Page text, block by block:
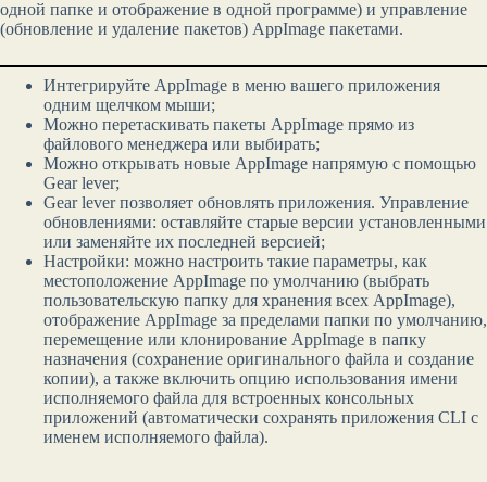
одной папке и отображение в одной программе) и управление
(обновление и удаление пакетов) AppImage пакетами.
Интегрируйте AppImage в меню вашего приложения
одним щелчком мыши;
Можно перетаскивать пакеты AppImage прямо из
файлового менеджера или выбирать;
Можно открывать новые AppImage напрямую с помощью
Gear lever;
Gear lever позволяет обновлять приложения. Управление
обновлениями: оставляйте старые версии установленными
или заменяйте их последней версией;
Настройки: можно настроить такие параметры, как
местоположение AppImage по умолчанию (выбрать
пользовательскую папку для хранения всех AppImage),
отображение AppImage за пределами папки по умолчанию,
перемещение или клонирование AppImage в папку
назначения (сохранение оригинального файла и создание
копии), а также включить опцию использования имени
исполняемого файла для встроенных консольных
приложений (автоматически сохранять приложения CLI с
именем исполняемого файла).